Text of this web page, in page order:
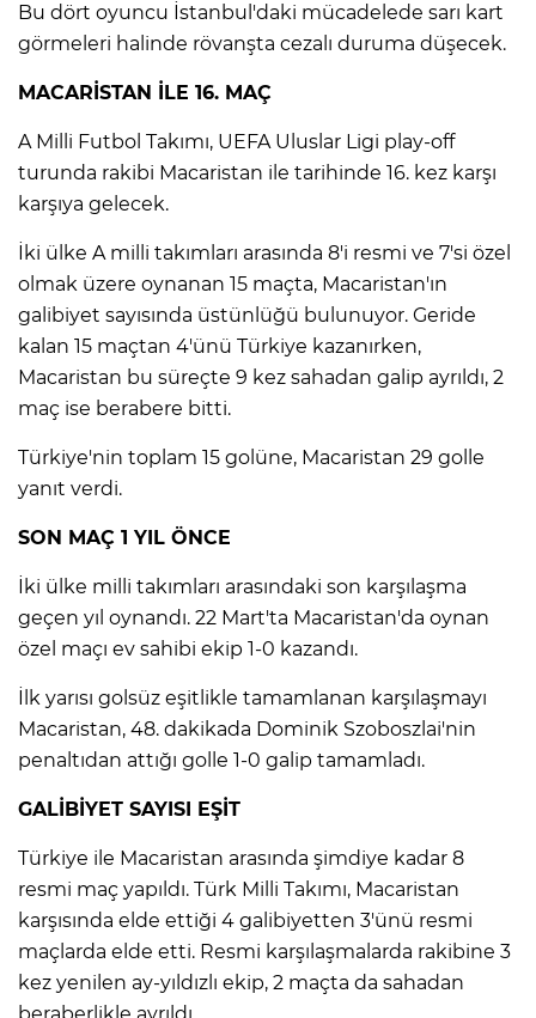
Bu dört oyuncu İstanbul'daki mücadelede sarı kart
görmeleri halinde rövanşta cezalı duruma düşecek.
MACARİSTAN İLE 16. MAÇ
A Milli Futbol Takımı, UEFA Uluslar Ligi play-off
turunda rakibi Macaristan ile tarihinde 16. kez karşı
karşıya gelecek.
İki ülke A milli takımları arasında 8'i resmi ve 7'si özel
olmak üzere oynanan 15 maçta, Macaristan'ın
galibiyet sayısında üstünlüğü bulunuyor. Geride
kalan 15 maçtan 4'ünü Türkiye kazanırken,
Macaristan bu süreçte 9 kez sahadan galip ayrıldı, 2
maç ise berabere bitti.
Türkiye'nin toplam 15 golüne, Macaristan 29 golle
yanıt verdi.
SON MAÇ 1 YIL ÖNCE
İki ülke milli takımları arasındaki son karşılaşma
geçen yıl oynandı. 22 Mart'ta Macaristan'da oynan
özel maçı ev sahibi ekip 1-0 kazandı.
İlk yarısı golsüz eşitlikle tamamlanan karşılaşmayı
Macaristan, 48. dakikada Dominik Szoboszlai'nin
penaltıdan attığı golle 1-0 galip tamamladı.
GALİBİYET SAYISI EŞİT
Türkiye ile Macaristan arasında şimdiye kadar 8
resmi maç yapıldı. Türk Milli Takımı, Macaristan
karşısında elde ettiği 4 galibiyetten 3'ünü resmi
maçlarda elde etti. Resmi karşılaşmalarda rakibine 3
kez yenilen ay-yıldızlı ekip, 2 maçta da sahadan